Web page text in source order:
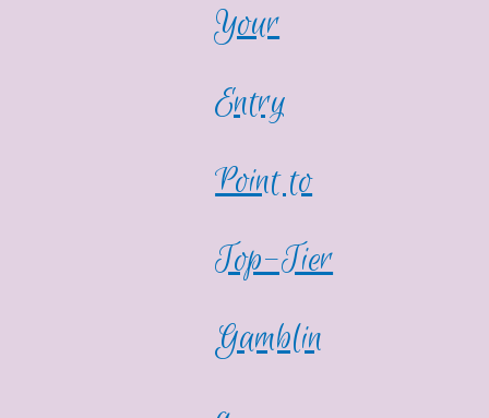
Your
Entry
Point to
Top-Tier
Gamblin